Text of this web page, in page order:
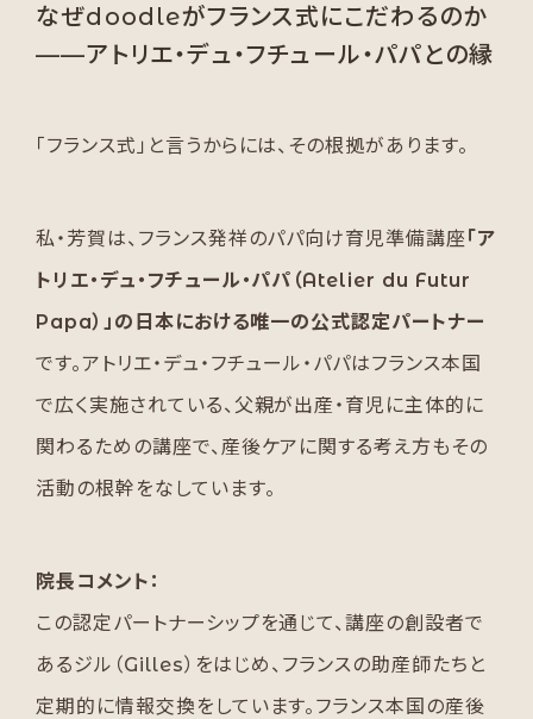
なぜdoodleがフランス式にこだわるのか
——アトリエ・デュ・フチュール・パパとの縁
「フランス式」と言うからには、その根拠があります。
私・芳賀は、フランス発祥のパパ向け育児準備講座 「ア
トリエ・デュ・フチュール・パパ（Atelier du Futur
Papa）」の日本における唯一の公式認定パートナー
です。アトリエ・デュ・フチュール・パパはフランス本国
で広く実施されている、父親が出産・育児に主体的に
関わるための講座で、産後ケアに関する考え方もその
活動の根幹をなしています。
院長コメント：
この認定パートナーシップを通じて、講座の創設者で
あるジル（Gilles）をはじめ、フランスの助産師たちと
定期的に情報交換をしています。フランス本国の産後